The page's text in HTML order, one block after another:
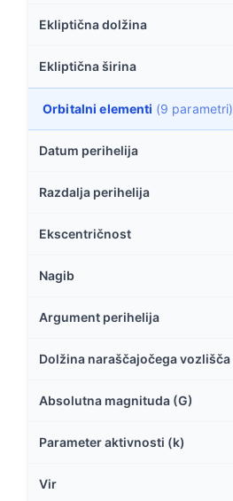
Ekliptična dolžina
Ekliptična širina
Orbitalni elementi (9 parametri)
Datum perihelija
Razdalja perihelija
Ekscentričnost
Nagib
Argument perihelija
Dolžina naraščajočega vozlišča
Absolutna magnituda (G)
Parameter aktivnosti (k)
Vir